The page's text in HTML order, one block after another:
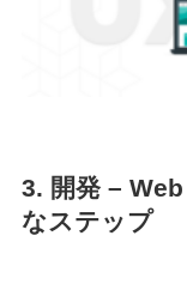
3. 開発 –
なステップ